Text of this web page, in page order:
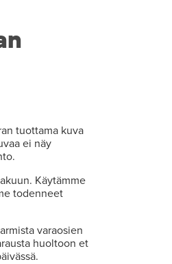
tuottama kuva
ei näy
Käytämme
todenneet
varaosien
huoltoon et